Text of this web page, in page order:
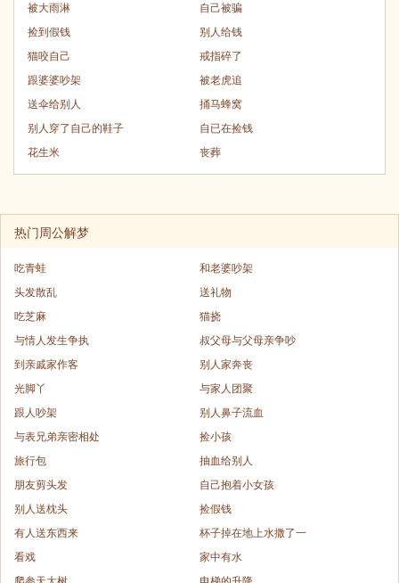
被大雨淋
自己被骗
捡到假钱
别人给钱
猫咬自己
戒指碎了
跟婆婆吵架
被老虎追
送伞给别人
捅马蜂窝
别人穿了自己的鞋子
自已在捡钱
花生米
丧葬
热门周公解梦
吃青蛙
和老婆吵架
头发散乱
送礼物
吃芝麻
猫挠
与情人发生争执
叔父母与父母亲争吵
到亲戚家作客
别人家奔丧
光脚丫
与家人团聚
跟人吵架
别人鼻子流血
与表兄弟亲密相处
捡小孩
旅行包
抽血给别人
朋友剪头发
自己抱着小女孩
别人送枕头
捡假钱
有人送东西来
杯子掉在地上水撒了一
看戏
家中有水